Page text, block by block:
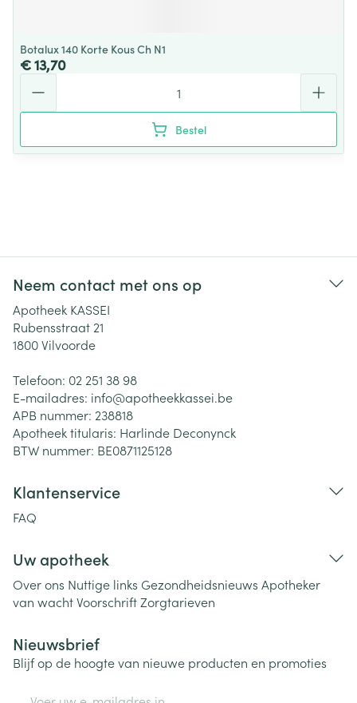
Botalux 140 Korte Kous Ch N1
€ 13,70
Bestel
Neem contact met ons op
Apotheek KASSEI
Rubensstraat 21
1800Vilvoorde
Telefoon: 02 251 38 98
E-mailadres: info@apotheekkassei.be
APB nummer: 238818
Apotheek titularis: Harlinde Deconynck
BTW nummer: BE0871125128
Klantenservice
FAQ
Uw apotheek
Over ons Nuttige links Gezondheidsnieuws Apotheker
van wachtVoorschriftZorgtarieven
Nieuwsbrief
Blijf op de hoogte van nieuwe producten en promoties